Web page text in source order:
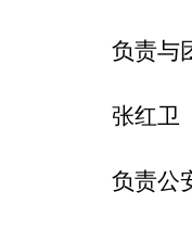
负责与
张红卫
负责公